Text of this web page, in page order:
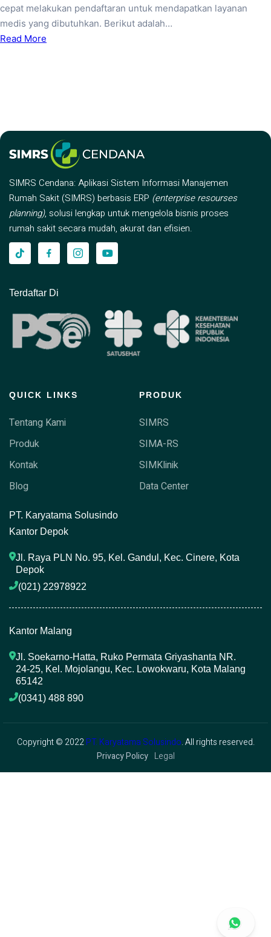
cepat melakukan pendaftaran untuk mendapatkan layanan
medis yang dibutuhkan. Berikut adalah…
Read More
SIMRS Cendana: Aplikasi Sistem Informasi Manajemen
Rumah Sakit (SIMRS) berbasis ERP (enterprise resourses
planning), solusi lengkap untuk mengelola bisnis proses
rumah sakit secara mudah, akurat dan efisien.
Terdaftar Di
QUICK LINKS
Tentang Kami
Produk
Kontak
Blog
PRODUK
SIMRS
SIMA-RS
SIMKlinik
Data Center
PT. Karyatama Solusindo
Kantor Depok
Jl. Raya PLN No. 95, Kel. Gandul, Kec. Cinere, Kota
Depok
(021) 22978922
Kantor Malang
Jl. Soekarno-Hatta, Ruko Permata Griyashanta NR.
24-25, Kel. Mojolangu, Kec. Lowokwaru, Kota Malang
65142
(0341) 488 890
Copyright © 2022PT. Karyatama Solusindo. All rights reserved.
Privacy Policy Legal